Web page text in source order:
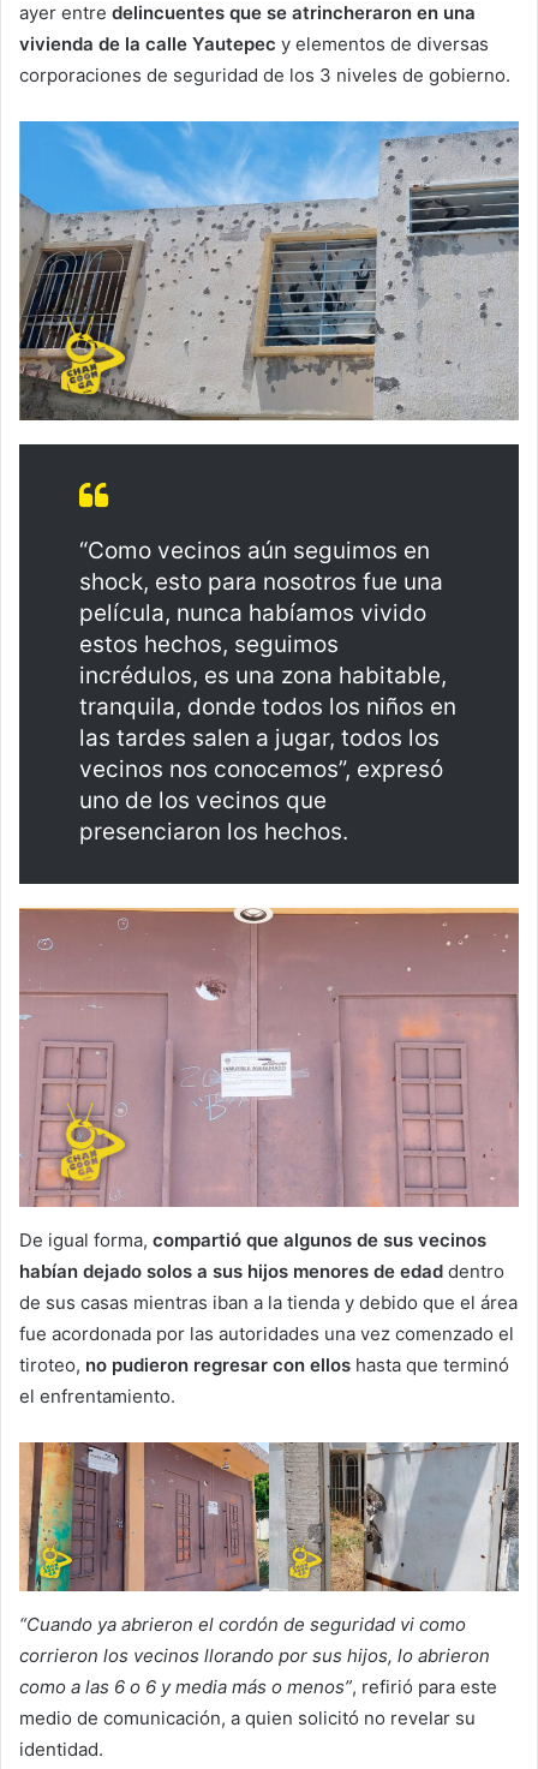
ayer entre delincuentes que se atrincheraron en una
vivienda de la calle Yautepec y elementos de diversas
corporaciones de seguridad de los 3 niveles de gobierno.
“Como vecinos aún seguimos en
shock, esto para nosotros fue una
película, nunca habíamos vivido
estos hechos, seguimos
incrédulos, es una zona habitable,
tranquila, donde todos los niños en
las tardes salen a jugar, todos los
vecinos nos conocemos”, expresó
uno de los vecinos que
presenciaron los hechos.
De igual forma, compartió que algunos de sus vecinos
habían dejado solos a sus hijos menores de edad dentro
de sus casas mientras iban a la tienda y debido que el área
fue acordonada por las autoridades una vez comenzado el
tiroteo, no pudieron regresar con ellos hasta que terminó
el enfrentamiento.
“Cuando ya abrieron el cordón de seguridad vi como
corrieron los vecinos llorando por sus hijos, lo abrieron
como a las 6 o 6 y media más o menos”, refirió para este
medio de comunicación, a quien solicitó no revelar su
identidad.